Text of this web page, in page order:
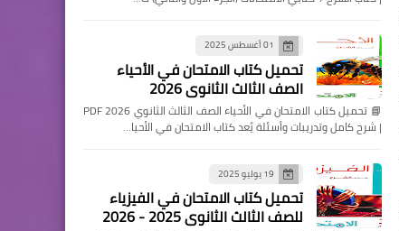
01 أغسطس 2025
تحميل كتاب الامتحان في الأحياء
الصف الثالث الثانوي 2026
📘 تحميل كتاب الامتحان في الأحياء الصف الثالث الثانوي 2026 PDF
| شرح كامل وتدريبات وأسئلة يُعد كتاب الامتحان في الأحيا…
19 يوليو 2025
تحميل كتاب الامتحان في الفيزياء
للصف الثالث الثانوي 2025 - 2026